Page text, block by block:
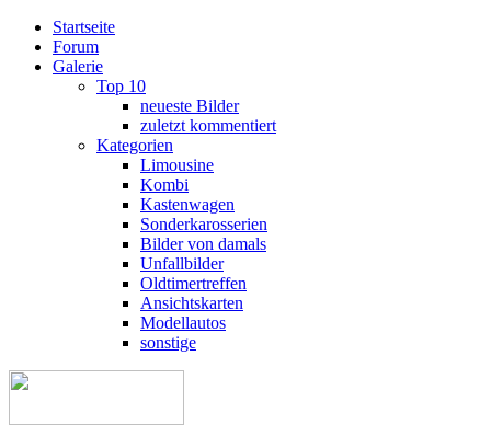
Startseite
Forum
Galerie
Top 10
neueste Bilder
zuletzt kommentiert
Kategorien
Limousine
Kombi
Kastenwagen
Sonderkarosserien
Bilder von damals
Unfallbilder
Oldtimertreffen
Ansichtskarten
Modellautos
sonstige